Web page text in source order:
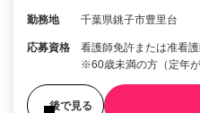
勤務地 千葉県銚子市豊里台
応募資格
看護師免許または准看
※60歳未満の方（定年が
後で見る